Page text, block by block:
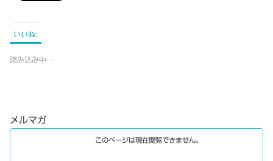
いいね:
読み込み中…
メルマガ
このページは現在閲覧できません。